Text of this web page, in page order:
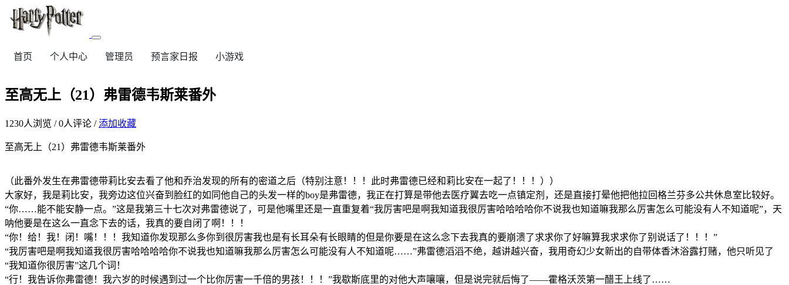
首页 个人中心 管理员 预言家日报 小游戏
至高无上（21）弗雷德韦斯莱番外
1230人浏览 /0人评论 /添加收藏
至高无上（21）弗雷德韦斯莱番外
（此番外发生在弗雷德带莉比安去看了他和乔治发现的所有的密道之后（特别注意！！！此时弗雷德已经和莉比安在一起了！！！））
大家好，我是莉比安，我旁边这位兴奋到脸红的如同他自己的头发一样的boy是弗雷德，我正在打算是带他去医疗翼去吃一点镇定剂，还是直接打晕他把他拉回格兰芬多公共休息室比较好。
“你……能不能安静一点。”这是我第三十七次对弗雷德说了，可是他嘴里还是一直重复着“我厉害吧是啊我知道我很厉害哈哈哈哈你不说我也知道嘛我那么厉害怎么可能没有人不知道呢”，天
呐他要是在这么一直念下去的话，我真的要自闭了啊！！！
“你！给！我！闭！嘴！！！我知道你发现那么多你到很厉害我也是有长耳朵有长眼睛的但是你要是在这么念下去我真的要崩溃了求求你了好嘛算我求求你了别说话了！！！”
“我厉害吧是啊我知道我很厉害哈哈哈哈你不说我也知道嘛我那么厉害怎么可能没有人不知道呢……”弗雷德滔滔不绝，越讲越兴奋，我用奇幻少女新出的自带体香沐浴露打赌，他只听见了
“我知道你很厉害”这几个词！
“行！我告诉你弗雷德！我六岁的时候遇到过一个比你厉害一千倍的男孩！！！”我歇斯底里的对他大声嚷嚷，但是说完就后悔了——霍格沃茨第一醋王上线了……